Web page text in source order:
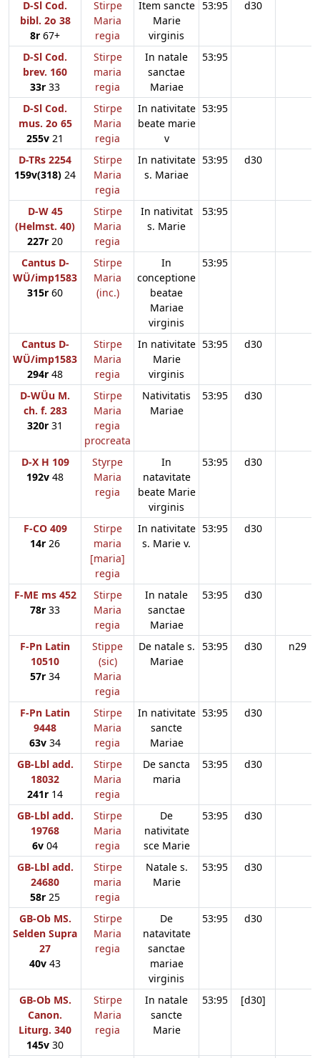
D-Sl Cod.
bibl. 2o 38
8r 67+
Stirpe
Maria
regia
Item sancte
Marie
virginis
53:95 d30
D-Sl Cod.
brev. 160
33r 33
Stirpe
maria
regia
In natale
sanctae
Mariae
53:95
D-Sl Cod.
mus. 2o 65
255v 21
Stirpe
Maria
regia
In nativitate
beate marie
v
53:95
D-TRs 2254
159v(318) 24
Stirpe
Maria
regia
In nativitate
s. Mariae
53:95 d30
D-W 45
(Helmst. 40)
227r 20
Stirpe
Maria
regia
In nativitat
s. Marie
53:95
Cantus D-
WÜ/imp1583
315r 60
Stirpe
Maria
(inc.)
In
conceptione
beatae
Mariae
virginis
53:95
Cantus D-
WÜ/imp1583
294r 48
Stirpe
Maria
regia
In nativitate
Marie
virginis
53:95 d30
D-WÜu M.
ch. f. 283
320r 31
Stirpe
Maria
regia
procreata
Nativitatis
Mariae
53:95 d30
D-X H 109
192v 48
Styrpe
Maria
regia
In
natavitate
beate Marie
virginis
53:95 d30
F-CO 409
14r 26
Stirpe
maria
[maria]
regia
In nativitate
s. Marie v.
53:95 d30
F-ME ms 452
78r 33
Stirpe
Maria
regia
In natale
sanctae
Mariae
53:95 d30
F-Pn Latin
10510
57r 34
Stippe
(sic)
Maria
regia
De natale s.
Mariae
53:95 d30 n29
F-Pn Latin
9448
63v 34
Stirpe
Maria
regia
In nativitate
sancte
Mariae
53:95 d30
GB-Lbl add.
18032
241r 14
Stirpe
Maria
regia
De sancta
maria
53:95 d30
GB-Lbl add.
19768
6v 04
Stirpe
Maria
regia
De
nativitate
sce Marie
53:95 d30
GB-Lbl add.
24680
58r 25
Stirpe
maria
regia
Natale s.
Marie
53:95 d30
GB-Ob MS.
Selden Supra
27
40v 43
Stirpe
Maria
regia
De
natavitate
sanctae
mariae
virginis
53:95 d30
GB-Ob MS.
Canon.
Liturg. 340
145v 30
Stirpe
Maria
regia
In natale
sancte
Marie
53:95 [d30]